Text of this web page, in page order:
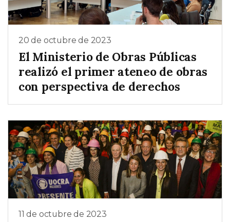
20 de octubre de 2023
El Ministerio de Obras Públicas
realizó el primer ateneo de obras
con perspectiva de derechos
11 de octubre de 2023